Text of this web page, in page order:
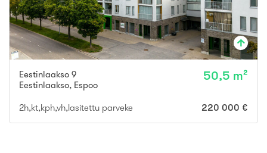
Eestinlaakso 9
Eestinlaakso, Espoo
50,5 m²
2h,kt,kph,vh,lasitettu parveke 220 000 €